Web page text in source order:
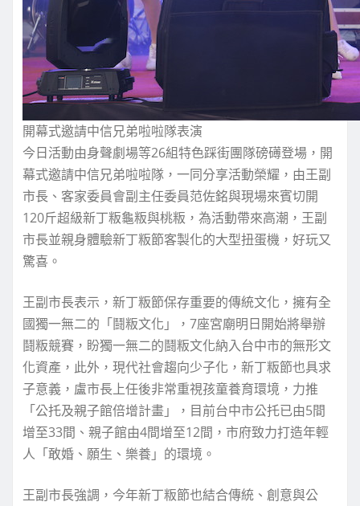
開幕式邀請中信兄弟啦啦隊表演
今日活動由身聲劇場等26組特色踩街團隊磅礡登場，開
幕式邀請中信兄弟啦啦隊，一同分享活動榮耀，由王副
市長、客家委員會副主任委員范佐銘與現場來賓切開
120斤超級新丁粄龜粄與桃粄，為活動帶來高潮，王副
市長並親身體驗新丁粄節客製化的大型扭蛋機，好玩又
驚喜。
王副市長表示，新丁粄節保存重要的傳統文化，擁有全
國獨一無二的「鬪粄文化」，7座宮廟明日開始將舉辦
鬪粄競賽，盼獨一無二的鬪粄文化納入台中市的無形文
化資產，此外，現代社會趨向少子化，新丁粄節也具求
子意義，盧市長上任後非常重視孩童養育環境，力推
「公托及親子館倍增計畫」，目前台中市公托已由5間
增至33間、親子館由4間增至12間，市府致力打造年輕
人「敢婚、願生、樂養」的環境。
王副市長強調，今年新丁粄節也結合傳統、創意與公